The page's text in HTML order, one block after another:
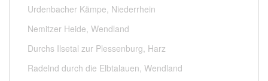
Urdenbacher Kämpe, Niederrhein
Nemitzer Heide, Wendland
Durchs Ilsetal zur Plessenburg, Harz
Radelnd durch die Elbtalauen, Wendland